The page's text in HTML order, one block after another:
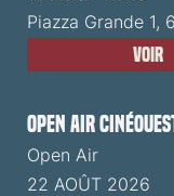
Piazza Grande 1,
Voir
Open Air
Open Air
22 AOÛT 2026